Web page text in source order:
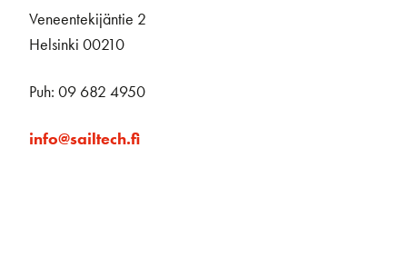
Veneentekijäntie 2
Helsinki 00210
Puh: 09 682 4950
info@sailtech.fi